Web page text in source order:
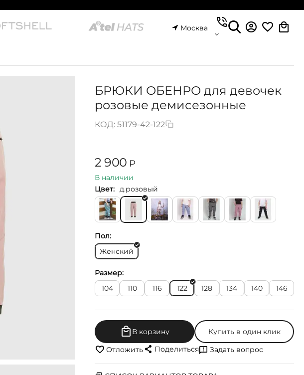
Москва
БРЮКИ ОБЕНРО для девочек
розовые демисезонные
КОД: 51179-42-122
2 900 Р
В наличии
Цвет: д.розовый
Пол:
Женский
Размер:
104
110 116 122 128 134 140 146
В корзину
Купить в один клик
Отложить
Поделиться Задать вопрос